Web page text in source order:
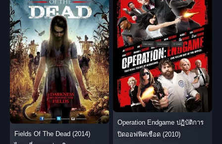
Fields Of The Dead (2014)
Operation Endgame ปฏิบัติการ
ปิดออฟฟิศเชือด (2010)